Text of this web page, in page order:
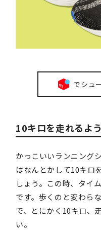
でシュ
10キロを走れるよ
かっこいいランニング
はなんとかして10キロ
しょう。この時、タイ
です。歩くのと変わら
で、とにかく10キロ、
い。